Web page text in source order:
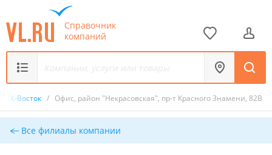
Справочник
компаний
РМК-Восток / Офис, район "Некрасовская", пр-т Красного Знамени, 82В
Все филиалы компании